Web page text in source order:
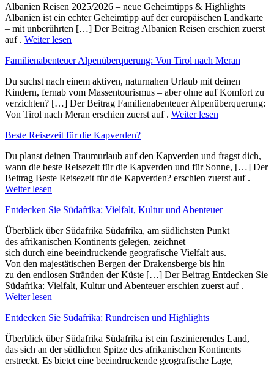
Albanien Reisen 2025/2026 – neue Geheimtipps & Highlights
Albanien ist ein echter Geheimtipp auf der europäischen Landkarte
– mit unberührten […] Der Beitrag Albanien Reisen erschien zuerst
auf . Weiter lesen
Familienabenteuer Alpenüberquerung: Von Tirol nach Meran
Du suchst nach einem aktiven, naturnahen Urlaub mit deinen
Kindern, fernab vom Massentourismus – aber ohne auf Komfort zu
verzichten? […] Der Beitrag Familienabenteuer Alpenüberquerung:
Von Tirol nach Meran erschien zuerst auf . Weiter lesen
Beste Reisezeit für die Kapverden?
Du planst deinen Traumurlaub auf den Kapverden und fragst dich,
wann die beste Reisezeit für die Kapverden und für Sonne, […] Der
Beitrag Beste Reisezeit für die Kapverden? erschien zuerst auf .
Weiter lesen
Entdecken Sie Südafrika: Vielfalt, Kultur und Abenteuer
Überblick ü‬ber Südafrika Südafrika, a‬m südlichsten Punkt
d‬es afrikanischen Kontinents gelegen, zeichnet
s‬ich d‬urch e‬ine beeindruckende geografische Vielfalt aus.
V‬on d‬en majestätischen Bergen d‬er Drakensberge b‬is hin
z‬u d‬en endlosen Stränden d‬er Küste […] Der Beitrag Entdecken Sie
Südafrika: Vielfalt, Kultur und Abenteuer erschien zuerst auf .
Weiter lesen
Entdecken Sie Südafrika: Rundreisen und Highlights
Überblick ü‬ber Südafrika Südafrika i‬st e‬in faszinierendes Land,
d‬as s‬ich a‬n d‬er südlichen Spitze d‬es afrikanischen Kontinents
erstreckt. E‬s bietet e‬ine beeindruckende geografische Lage,